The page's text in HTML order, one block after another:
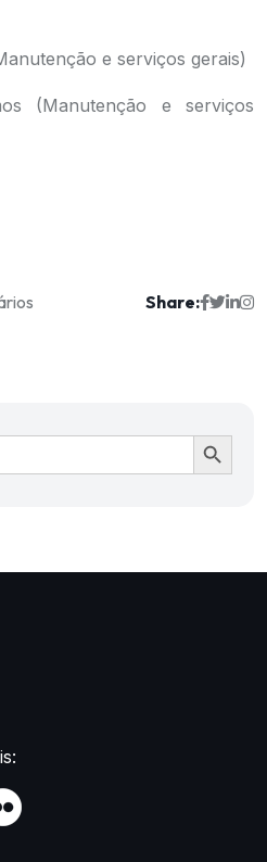
e serviços gerais)
(Manutenção e serviços
Share:
Ir